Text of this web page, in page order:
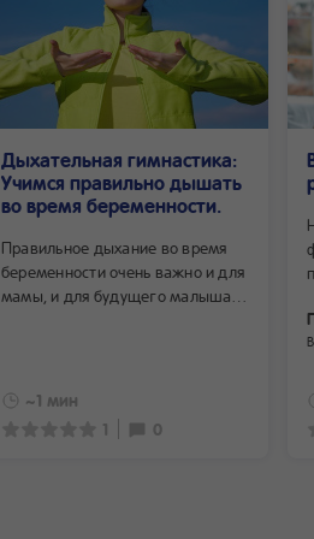
Дыхательная гимнастика:
Учимся правильно дышать
во время беременности.
Правильное дыхание во время
беременности очень важно и для
мамы, и для будущего малыша.
внутренних органов, отвечающих
за гармоничное внутриутробное
развитие плода, и подготовиться
~1 мин
1
0